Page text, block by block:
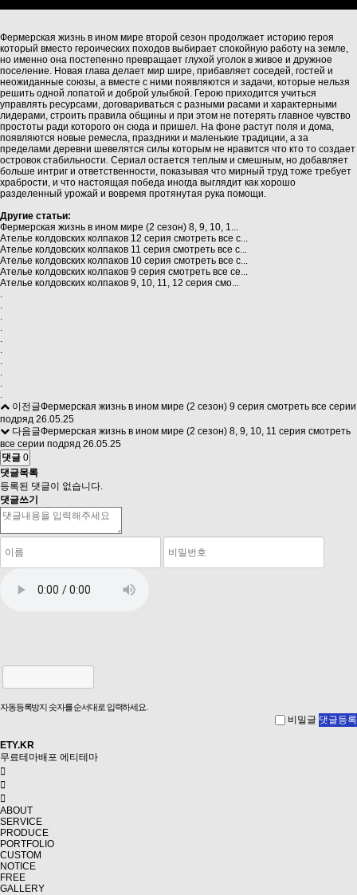
Фермерская жизнь в ином мире второй сезон продолжает историю героя
который вместо героических походов выбирает спокойную работу на земле,
но именно она постепенно превращает глухой уголок в живое и дружное
поселение. Новая глава делает мир шире, прибавляет соседей, гостей и
неожиданные союзы, а вместе с ними появляются и задачи, которые нельзя
решить одной лопатой и доброй улыбкой. Герою приходится учиться
управлять ресурсами, договариваться с разными расами и характерными
лидерами, строить правила общины и при этом не потерять главное чувство
простоты ради которого он сюда и пришел. На фоне растут поля и дома,
появляются новые ремесла, праздники и маленькие традиции, а за
пределами деревни шевелятся силы которым не нравится что кто то создает
островок стабильности. Сериал остается теплым и смешным, но добавляет
больше интриг и ответственности, показывая что мирный труд тоже требует
храбрости, и что настоящая победа иногда выглядит как хорошо
разделенный урожай и вовремя протянутая рука помощи.
Другие статьи:
Фермерская жизнь в ином мире (2 сезон) 8, 9, 10, 1...
Ателье колдовских колпаков 12 серия смотреть все с...
Ателье колдовских колпаков 11 серия смотреть все с...
Ателье колдовских колпаков 10 серия смотреть все с...
Ателье колдовских колпаков 9 серия смотреть все се...
Ателье колдовских колпаков 9, 10, 11, 12 серия смо...
.
.
.
.
.
.
.
.
.
.
이전글Фермерская жизнь в ином мире (2 сезон) 9 серия смотреть все серии
подряд 26.05.25
다음글Фермерская жизнь в ином мире (2 сезон) 8, 9, 10, 11 серия смотреть
все серии подряд 26.05.25
댓글 0
댓글목록
등록된 댓글이 없습니다.
댓글쓰기
자동등록방지 숫자를 순서대로 입력하세요.
비밀글 댓글등록
ETY.KR
무료테마배포 에티테마
ABOUT
SERVICE
PRODUCE
PORTFOLIO
CUSTOM
NOTICE
FREE
GALLERY